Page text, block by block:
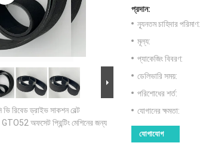
ভি রিবেড ড্রাইভ সাকশন বেল্ট
অফসেট প্রিন্টিং মেশিনের জন্য
প্রদান:
ন্যূনতম চাহিদার পরিমাণ:
মূল্য:
প্যাকেজিং বিবরণ:
ডেলিভারি সময়:
পরিশোধের শর্ত:
যোগানের ক্ষমতা:
যোগাযোগ